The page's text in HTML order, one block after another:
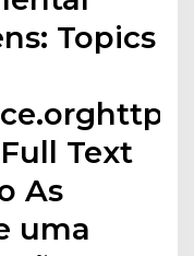
Topics
Text
As
uma